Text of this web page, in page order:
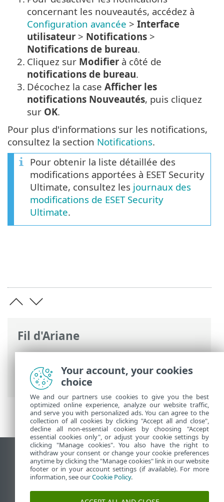
Fil d'Ariane
Aide en ligne d'ESET>ESET Security
Ultimate
>ESET Security Ultimate>
Nouveautés
concernant les nouveautés, accédez à
Configuration avancée > Interface
utilisateur > Notifications >
Notifications de bureau.
2. Cliquez sur Modifier à côté de
notifications de bureau.
3. Décochez la case Afficher les
notifications Nouveautés, puis cliquez
sur OK.
Pour plus d'informations sur les notifications,
consultez la section Notifications.
Pour obtenir la liste détaillée des
modifications apportées à ESET Security
Ultimate, consultez les journaux des
modifications de ESET Security
Ultimate.
Afficher le site pour ordinateur de bureau
End of Life
Base de connaissances ESET
Forum ESET
Your account, your cookies
choice
We and our partners use cookies to give you the best
optimized online experience, analyze our website traffic,
and serve you with personalized ads. You can agree to the
collection of all cookies by clicking "Accept all and close",
decline all non-essential cookies by choosing "Accept
essential cookies only", or adjust your cookie settings by
clicking "Manage cookies". You also have the right to
withdraw your consent or change your cookie preferences
anytime by clicking the "Manage cookies" link in our website
footer or in your account settings (if available). For more
information, see ourCookie Policy.